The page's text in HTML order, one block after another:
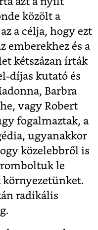
közölt a
a célja, hogy ezt
emberekhez és a
kétszázan írták
díjas kutató és
Barbra
vagy Robert
fogalmaztak, a
ugyanakkor
közelebbről is
le
környezetünket.
radikális